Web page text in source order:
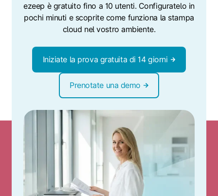
ezeep è gratuito fino a 10 utenti. Configuratelo in
pochi minuti e scoprite come funziona la stampa
cloud nel vostro ambiente.
Iniziate la prova gratuita di 14 giorni
Prenotate una demo